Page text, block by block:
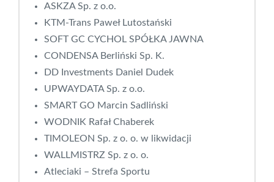
ASKZA Sp. z o.o.
KTM-Trans Paweł Lutostański
SOFT GC CYCHOL SPÓŁKA JAWNA
CONDENSA Berliński Sp. K.
DD Investments Daniel Dudek
UPWAYDATA Sp. z o.o.
SMART GO Marcin Sadliński
WODNIK Rafał Chaberek
TIMOLEON Sp. z o. o. w likwidacji
WALLMISTRZ Sp. z o. o.
Atleciaki – Strefa Sportu